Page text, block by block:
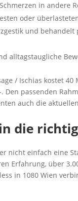
in andere
oder
und
alltagstaugliche
/ Ischias kostet
Den passenden
auch die
die
nicht einfach eine
Erfahrung, über
in 1080 Wien